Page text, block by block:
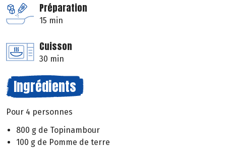
Préparation
15 min
Cuisson
30 min
Ingrédients
Pour 4 personnes
800 g de Topinambour
100 g de Pomme de terre